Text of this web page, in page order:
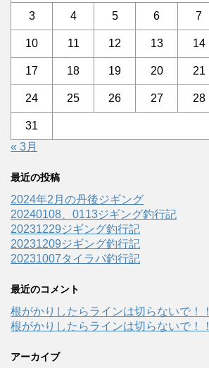
3 4 5 6 7
10 11 12 13 14
17 18 19 20 21
24 25 26 27 28
31
« 3月
最近の投稿
2024年2月の丹後ジギング
20240108、0113ジギング釣行記
20231229ジギング釣行記
20231209ジギング釣行記
20231007タイラバ釣行記
最近のコメント
根がかりしたらラインは切らないで！！
根がかりしたらラインは切らないで！！
アーカイブ